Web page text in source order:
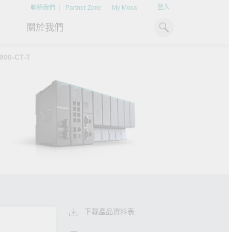
聯絡我們 Partner Zone My Moxa 登入
x86 電腦
掌握綠能脈動
探索 BESS（電池儲能系統）
文件資料庫
技術專文資料庫
關於我們
Moxa 人才小聯盟系統
如同美國職棒聯盟的人才育
CT-T
下載產品資料表